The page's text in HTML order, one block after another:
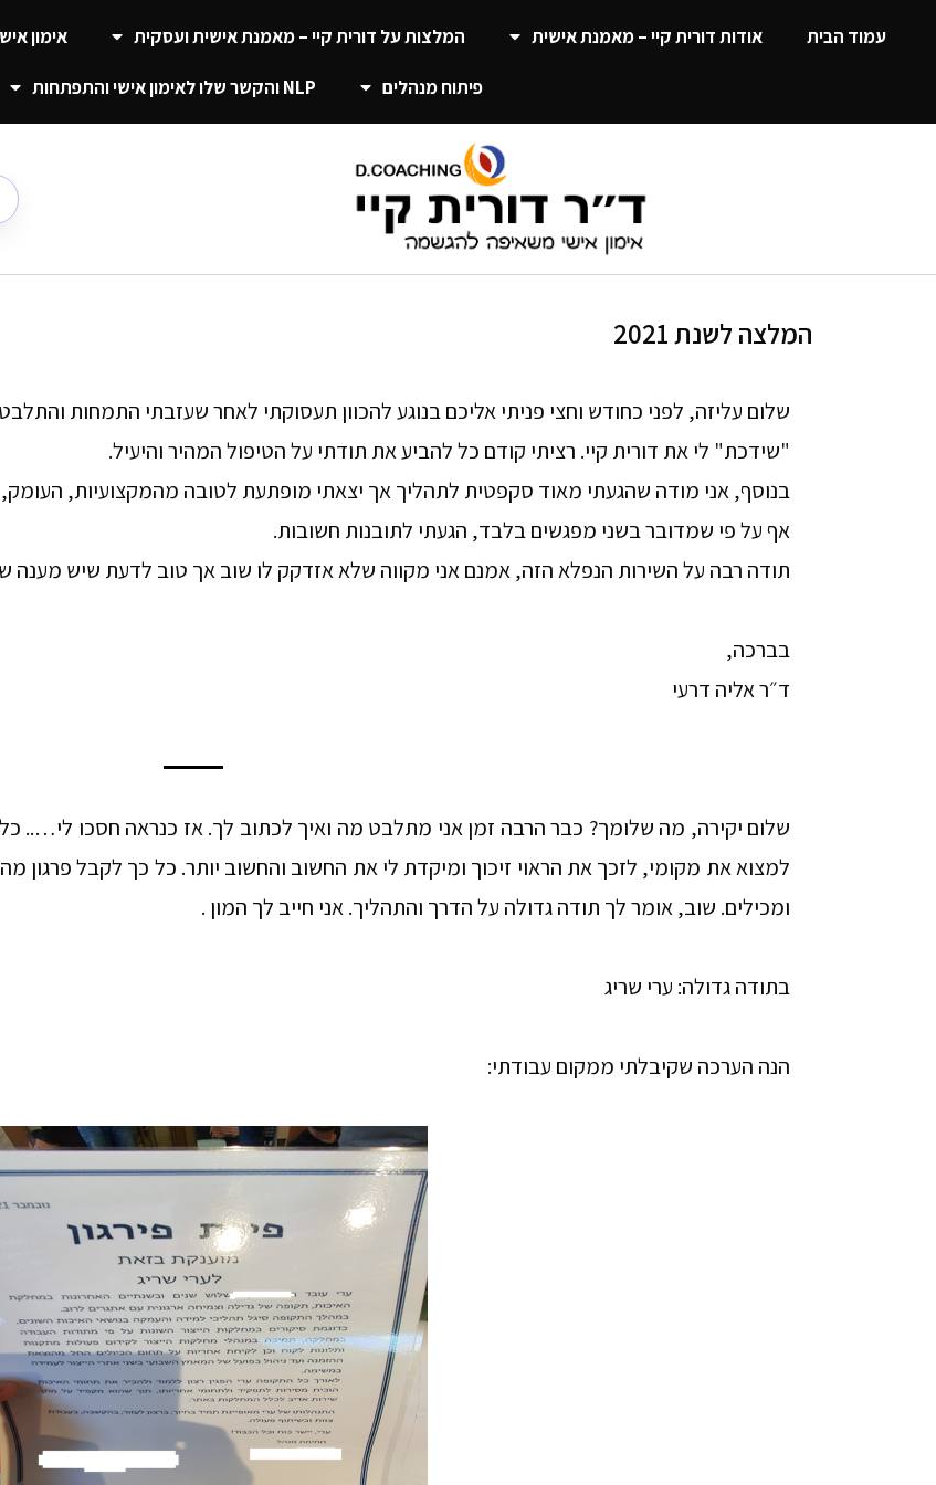
עמוד הבית אודות דורית קיי – מאמנת אישית המלצות על דורית קיי – מאמנת אישית ועסקית אימון
פיתוח מנהלים NLP והקשר שלו לאימון אישי והתפתחות
המלצה לשנת 2021
שלום עליזה, לפני כחודש וחצי פניתי אליכם בנוגע להכוון תעסוקתי לאחר שעזבתי התמחות
"שידכת" לי את דורית קיי. רציתי קודם כל להביע את תודתי על הטיפול המהיר והיעיל.
בנוסף, אני מודה שהגעתי מאוד סקפטית לתהליך אך יצאתי מופתעת לטובה מהמקצועיות, העומק,
אף על פי שמדובר בשני מפגשים בלבד, הגעתי לתובנות חשובות.
תודה רבה על השירות הנפלא הזה, אמנם אני מקווה שלא אזדקק לו שוב אך טוב לדעת שיש מענה
בברכה,
ד״ר אליה דרעי
שלום יקירה, מה שלומך? כבר הרבה זמן אני מתלבט מה ואיך לכתוב לך. אז כנראה חסכו לי…..
למצוא את מקומי, לזכך את הראוי זיכוך ומיקדת לי את החשוב והחשוב יותר. כל כך לקבל
ומכילים. שוב, אומר לך תודה גדולה על הדרך והתהליך. אני חייב לך המון .
בתודה גדולה: ערי שריג
הנה הערכה שקיבלתי ממקום עבודתי: